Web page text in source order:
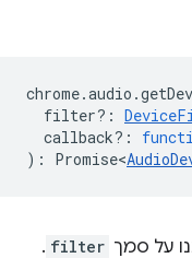
chrome.audio .
filter? :
callback? :
) : Promise<
על סמך filter
.